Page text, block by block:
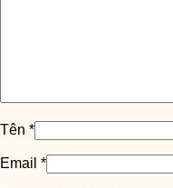
Tên *
Email *